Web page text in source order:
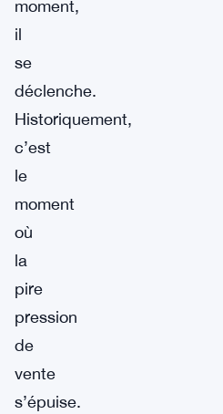
moment,
il
se
déclenche.
Historiquement,
c’est
le
moment
où
la
pire
pression
de
vente
s’épuise.